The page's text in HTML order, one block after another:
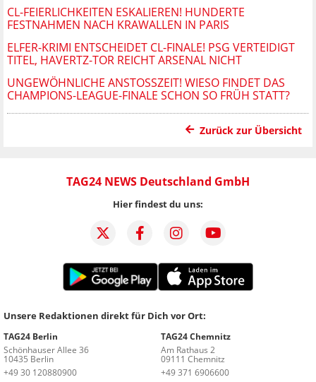
CL-FEIERLICHKEITEN ESKALIEREN! HUNDERTE
FESTNAHMEN NACH KRAWALLEN IN PARIS
ELFER-KRIMI ENTSCHEIDET CL-FINALE! PSG VERTEIDIGT
TITEL, HAVERTZ-TOR REICHT ARSENAL NICHT
UNGEWÖHNLICHE ANSTOSSZEIT! WIESO FINDET DAS C
HAMPIONS-LEAGUE-FINALE SCHON SO FRÜH STATT?
Zurück zur Übersicht
TAG24 NEWS Deutschland GmbH
Hier findest du uns:
Unsere Redaktionen direkt für Dich vor Ort:
TAG24 Berlin
Schönhauser Allee 36
10435 Berlin
+49 30 120880900
TAG24 Chemnitz
Am Rathaus 2
09111 Chemnitz
+49 371 6906600